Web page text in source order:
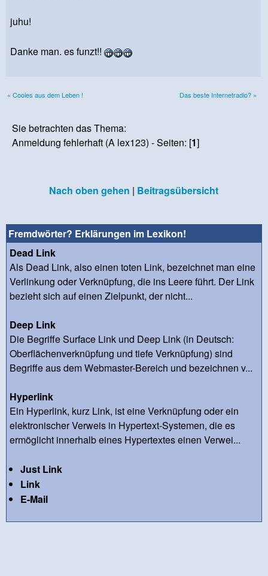
juhu!
Danke man. es funzt!!
« Cooles aus dem Leben ! Das beste Internetradio? »
Sie betrachten das Thema:
Anmeldung fehlerhaft (A lex123) - Seiten: [1]
Nach oben gehen | Beitragsübersicht
Fremdwörter? Erklärungen im Lexikon!
Dead Link
Als Dead Link, also einen toten Link, bezeichnet man eine
Verlinkung oder Verknüpfung, die ins Leere führt. Der Link
bezieht sich auf einen Zielpunkt, der nicht...
Deep Link
Die Begriffe Surface Link und Deep Link (in Deutsch:
Oberflächenverknüpfung und tiefe Verknüpfung) sind
Begriffe aus dem Webmaster-Bereich und bezeichnen v...
Hyperlink
Ein Hyperlink, kurz Link, ist eine Verknüpfung oder ein
elektronischer Verweis in Hypertext-Systemen, die es
ermöglicht innerhalb eines Hypertextes einen Verwei...
Just Link
Link
E-Mail